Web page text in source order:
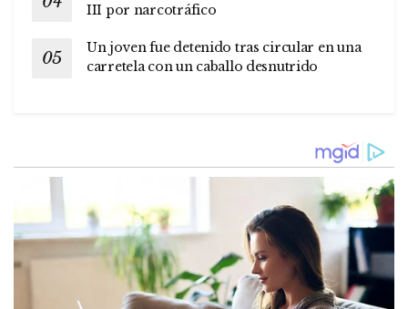
III por narcotráfico
Un joven fue detenido tras circular en una
carretela con un caballo desnutrido